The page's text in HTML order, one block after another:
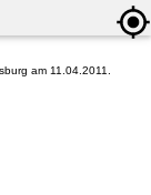
am 11.04.2011.